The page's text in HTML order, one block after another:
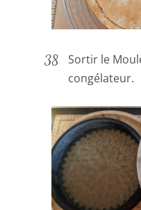
Sortir le
congélateur.